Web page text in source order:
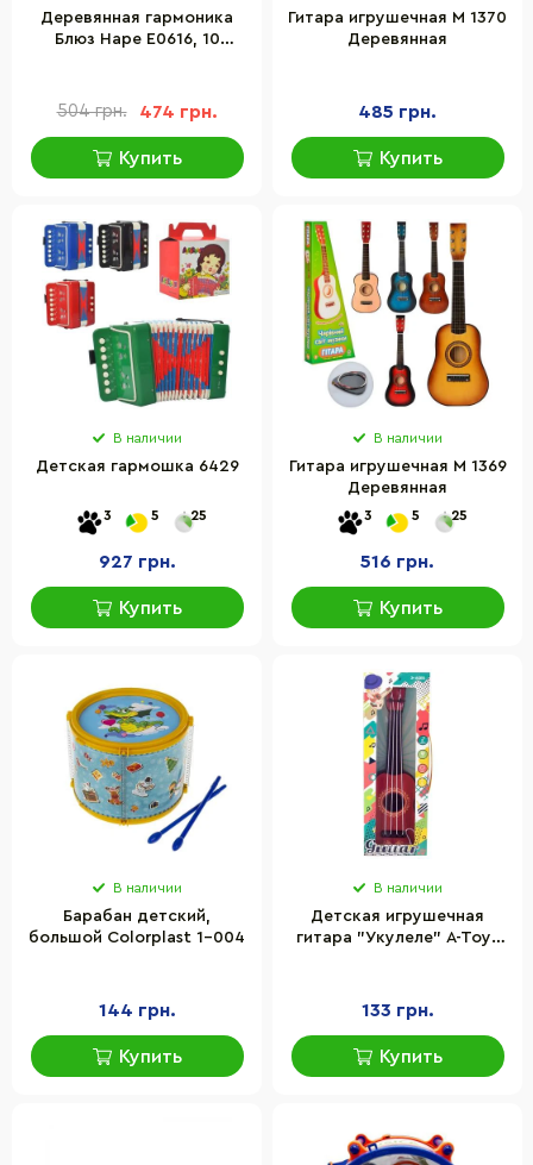
Деревянная гармоника
Блюз Hape E0616, 10
504 грн. 474 грн.
Купить
Гитара игрушечная M 1370
Деревянная
485 грн.
Купить
В наличии
Детская гармошка 6429
3 5 25
927 грн.
Купить
В наличии
Гитара игрушечная M 1369
Деревянная
3 5 25
516 грн.
Купить
В наличии
Барабан детский,
большой Colorplast 1-004
144 грн.
Купить
В наличии
Детская игрушечная
гитара "Укулеле" A-Toys
133 грн.
Купить